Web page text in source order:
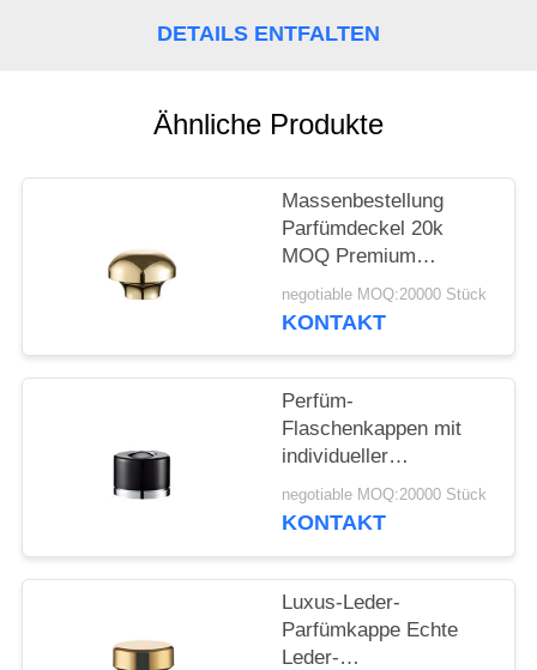
ANGEBOT
ANFORDERN
SITEMAP
POLICY
DETAILS ENTFALTEN
Ähnliche Produkte
Massenbestellung
Parfümdeckel 20k
MOQ Premium
Parfümkappe OEM
Parfümzubehörhersteller
negotiable MOQ:20000 Stück
KONTAKT
Perfüm-
Flaschenkappen mit
individueller
Gravierung
negotiable MOQ:20000 Stück
KONTAKT
Luxus-Leder-
Parfümkappe Echte
Leder-